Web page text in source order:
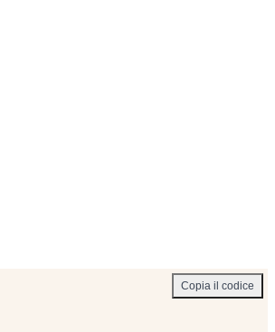
Copia il codice